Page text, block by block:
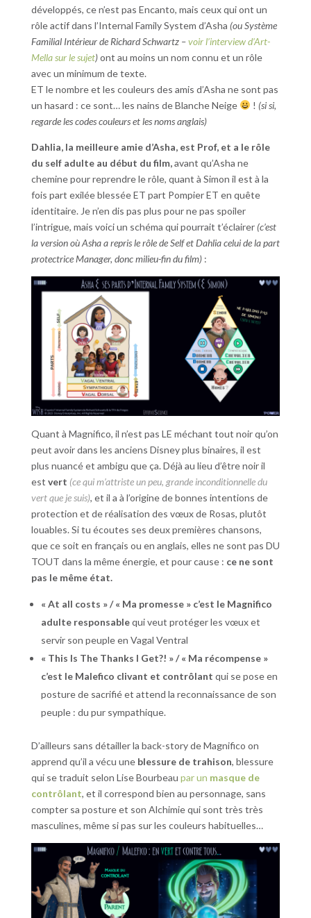
développés, ce n’est pas Encanto, mais ceux qui ont un
rôle actif dans l’Internal Family System d’Asha (ou Système
Familial Intérieur de Richard Schwartz –voir l’interview d’Art-
Mella sur le sujet)ont au moins un nom connu et un rôle
avec un minimum de texte.
ET le nombre et les couleurs des amis d’Asha ne sont pas
un hasard : ce sont… les nains de Blanche Neige
! (si si,
regarde les codes couleurs et les noms anglais)
Dahlia, la meilleure amie d’Asha, est Prof, et a le rôle
du self adulte au début du film,avant qu’Asha ne
chemine pour reprendre le rôle, quant à Simon il est à la
fois part exilée blessée ET part Pompier ET en quête
identitaire. Je n’en dis pas plus pour ne pas spoiler
l’intrigue, mais voici un schéma qui pourrait t’éclairer (c’est
la version où Asha a repris le rôle de Self et Dahlia celui de la part
protectrice Manager, donc milieu-fin du film):
Quant à Magnifico, il n’est pas LE méchant tout noir qu’on
peut avoir dans les anciens Disney plus binaires, il est
plus nuancé et ambigu que ça. Déjà au lieu d’être noir il
est vert (ce qui m’attriste un peu, grande inconditionnelle du
vert que je suis), et il a à l’origine de bonnes intentions de
protection et de réalisation des vœux de Rosas, plutôt
louables. Si tu écoutes ses deux premières chansons,
que ce soit en français ou en anglais, elles ne sont pas DU
TOUT dans la même énergie, et pour cause : ce ne sont
pas le même état.
« At all costs » / « Ma promesse » c’est le Magnifico
adulte responsablequi veut protéger les vœux et
servir son peuple en Vagal Ventral
« This Is The Thanks I Get?! » / « Ma récompense »
c’est le Malefico clivant et contrôlant qui se pose en
posture de sacrifié et attend la reconnaissance de son
peuple : du pur sympathique.
D’ailleurs sans détailler la back-story de Magnifico on
apprend qu’il a vécu une blessure de trahison, blessure
qui se traduit selon Lise Bourbeau par un masque de
contrôlant, et il correspond bien au personnage, sans
compter sa posture et son Alchimie qui sont très très
masculines, même si pas sur les couleurs habituelles…